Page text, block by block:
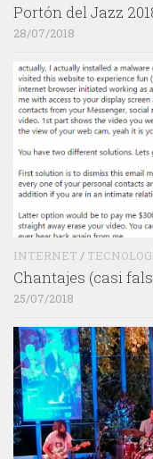
Portón del Jazz
28/07/2018
INTERNET /
Chantajes (casi
25/07/2018